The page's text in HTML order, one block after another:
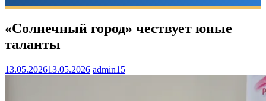
«Солнечный город» чествует юные
таланты
13.05.202613.05.2026 admin15